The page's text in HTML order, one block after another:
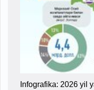
Infografika: 2026 yil